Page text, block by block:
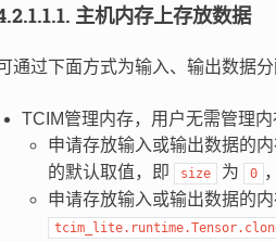
主机内存上存放数据
通过下面方式为输入、输出数据分
TCIM管理内存，用户无需管理内
申请存放输入或输出数据的
的默认取值，即
size 为 0 ，
申请存放输入或输出数据的